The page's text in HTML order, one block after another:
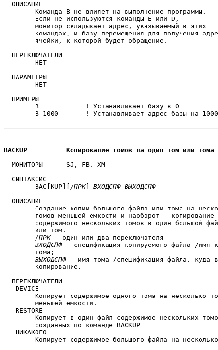
  ОПИСАНИЕ
  ПЕРЕКЛЮЧАТЕЛИ
  ПАРАМЕТРЫ
  ПРИМЕРЫ
BACKUP		Копирование томов на один том или
  МОНИТОРЫ	SJ, FB, XM
  СИНТАКСИС
	BAC[KUP][
/ПРК] ВХОДСПФ ВЫХОДСПФ
  ОПИСАНИЕ
/ПРК — один или два переключателя
ВХОДСПФ — спецификация копируемого файла /имя
ВЫХОДСПФ — имя тома /спецификация файла, куда
  ПЕРЕКЛЮЧАТЕЛИ
   DEVICE
   RESTORE
   НИКАКОГО